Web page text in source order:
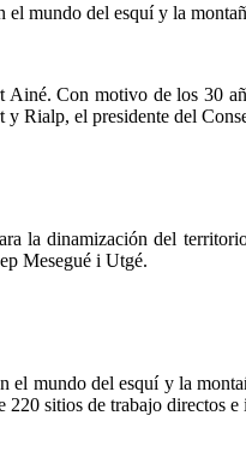
el mundo del esquí y la
Con motivo de los 30
Rialp, el presidente del
la dinamización del
Mesegué i Utgé.
el mundo del esquí y la
sitios de trabajo directos e